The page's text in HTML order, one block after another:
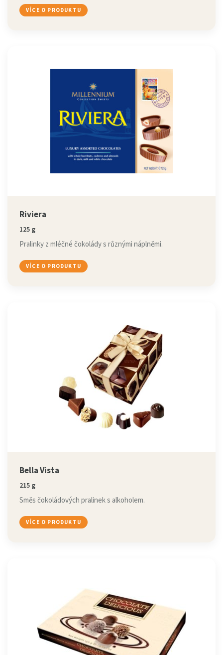
VÍCE O PRODUKTU
Riviera
125 g
Pralinky z mléčné čokolády s různými náplněmi.
VÍCE O PRODUKTU
Bella Vista
215 g
Směs čokoládových pralinek s alkoholem.
VÍCE O PRODUKTU